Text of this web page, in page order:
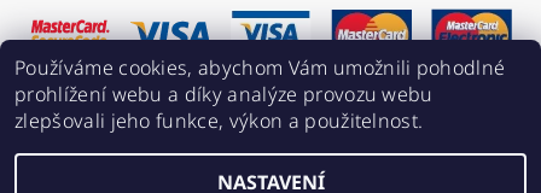
Používáme cookies, abychom Vám umožnili pohodlné
prohlížení webu a díky analýze provozu webu
zlepšovali jeho funkce, výkon a použitelnost.
NASTAVENÍ